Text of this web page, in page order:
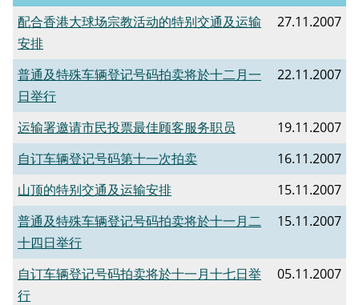
配合香港大球场宗教活动的特别交通及运输
安排
27.11.2007
普通及特殊车辆登记号码拍卖将於十二月一
日举行
22.11.2007
运输署邀请市民投票最佳顾客服务职员
19.11.2007
自订车辆登记号码第十一次拍卖
16.11.2007
山顶的特别交通及运输安排
15.11.2007
普通及特殊车辆登记号码拍卖将於十一月二
十四日举行
15.11.2007
自订车辆登记号码拍卖将於十一月十七日举
行
05.11.2007